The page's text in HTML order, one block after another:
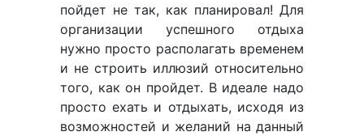
пойдет не так, как планировал! Для
организации успешного отдыха
нужно просто располагать временем
и не строить иллюзий относительно
того, как он пройдет. В идеале надо
просто ехать и отдыхать, исходя из
возможностей и желаний на данный